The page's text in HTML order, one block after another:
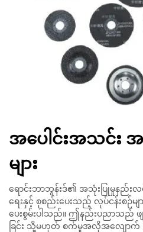
အပေါင်းအသင်း
များ
ရောင်းဘာဘွန်းဒ်၏ အသုံးပြုမှုနည်းလ
ရေးနှင့် စုစည်းပေးသည့် လုပ်ငန်းစဉ်မျ
ပေးစွမ်းပါသည်။ ဤနည်းပညာသည် ဖျန်း
ခြင်း သို့မဟုတ် စက်မှုအလိုအလျောက် ဖ